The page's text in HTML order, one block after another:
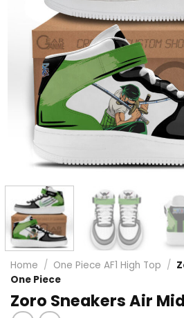
Home / One Piece AF1 High Top /
One Piece
Zoro Sneakers Air